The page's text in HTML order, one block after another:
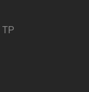
TP